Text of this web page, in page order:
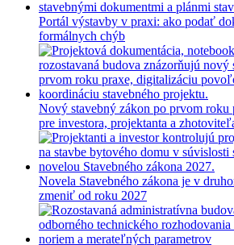
Portál výstavby v praxi: ako podať
formálnych chýb
Nový stavebný zákon po prvom roku
pre investora, projektanta a
Novela Stavebného zákona je v
zmeniť od roku 2027